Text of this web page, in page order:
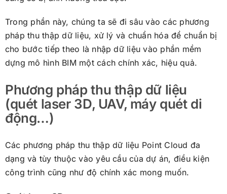
Trong phần này, chúng ta sẽ đi sâu vào các phương
pháp thu thập dữ liệu, xử lý và chuẩn hóa để chuẩn bị
cho bước tiếp theo là nhập dữ liệu vào phần mềm
dựng mô hình BIM một cách chính xác, hiệu quả.
Phương pháp thu thập dữ liệu
(quét laser 3D, UAV, máy quét di
động…)
Các phương pháp thu thập dữ liệu Point Cloud đa
dạng và tùy thuộc vào yêu cầu của dự án, điều kiện
công trình cũng như độ chính xác mong muốn.